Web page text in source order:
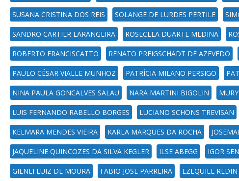
SUSANA CRISTINA DOS REIS SOLANGE DE LURDES PERTILE
SANDRO CARTIER LARANGEIRA ROSECLEA DUARTE MEDINA
ROBERTO FRANCISCATTO RENATO PREIGSCHADT DE AZEVEDO
PAULO CÉSAR VIALLE MUNHOZ PATRÍCIA MILANO PERSIGO
NINA PAULA GONCALVES SALAU NARA MARTINI BIGOLIN
LUIS FERNANDO RABELLO BORGES LUCIANO SCHONS TREVISAN
KELMARA MENDES VIEIRA KARLA MARQUES DA ROCHA
JAQUELINE QUINCOZES DA SILVA KEGLER ILSE ABEGG IGOR
GILNEI LUIZ DE MOURA FABIO JOSE PARREIRA EZEQUIEL REDIN